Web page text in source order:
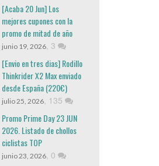
[Acaba 20 Jun] Los
mejores cupones con la
promo de mitad de año
junio 19, 2026, 3
[Envio en tres dias] Rodillo
Thinkrider X2 Max enviado
desde España (220€)
julio 25, 2026, 135
Promo Prime Day 23 JUN
2026. Listado de chollos
ciclistas TOP
junio 23, 2026, 0